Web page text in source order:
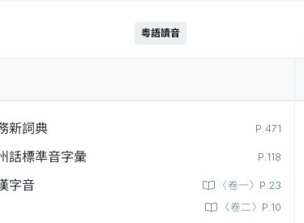
粵語讀音
新詞典 P.471
話標準音字彙 P.118
字音
〈卷一〉P.23
〈卷二〉P.10